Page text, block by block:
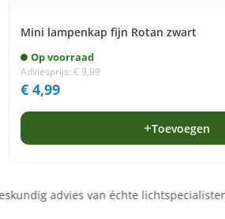
Mini lampenkap fijn Rotan zwart
Op voorraad
Adviesprijs: €9,99
€4,99
Toevoegen
advies van échte lichtspecialisten